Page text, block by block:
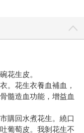
花生皮。
。花生衣養血補血，
髓造血功能，增益血
購回水煮花生。繞口
葡萄皮。我剝花生不